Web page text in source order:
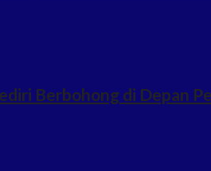
Berbohong di Depan